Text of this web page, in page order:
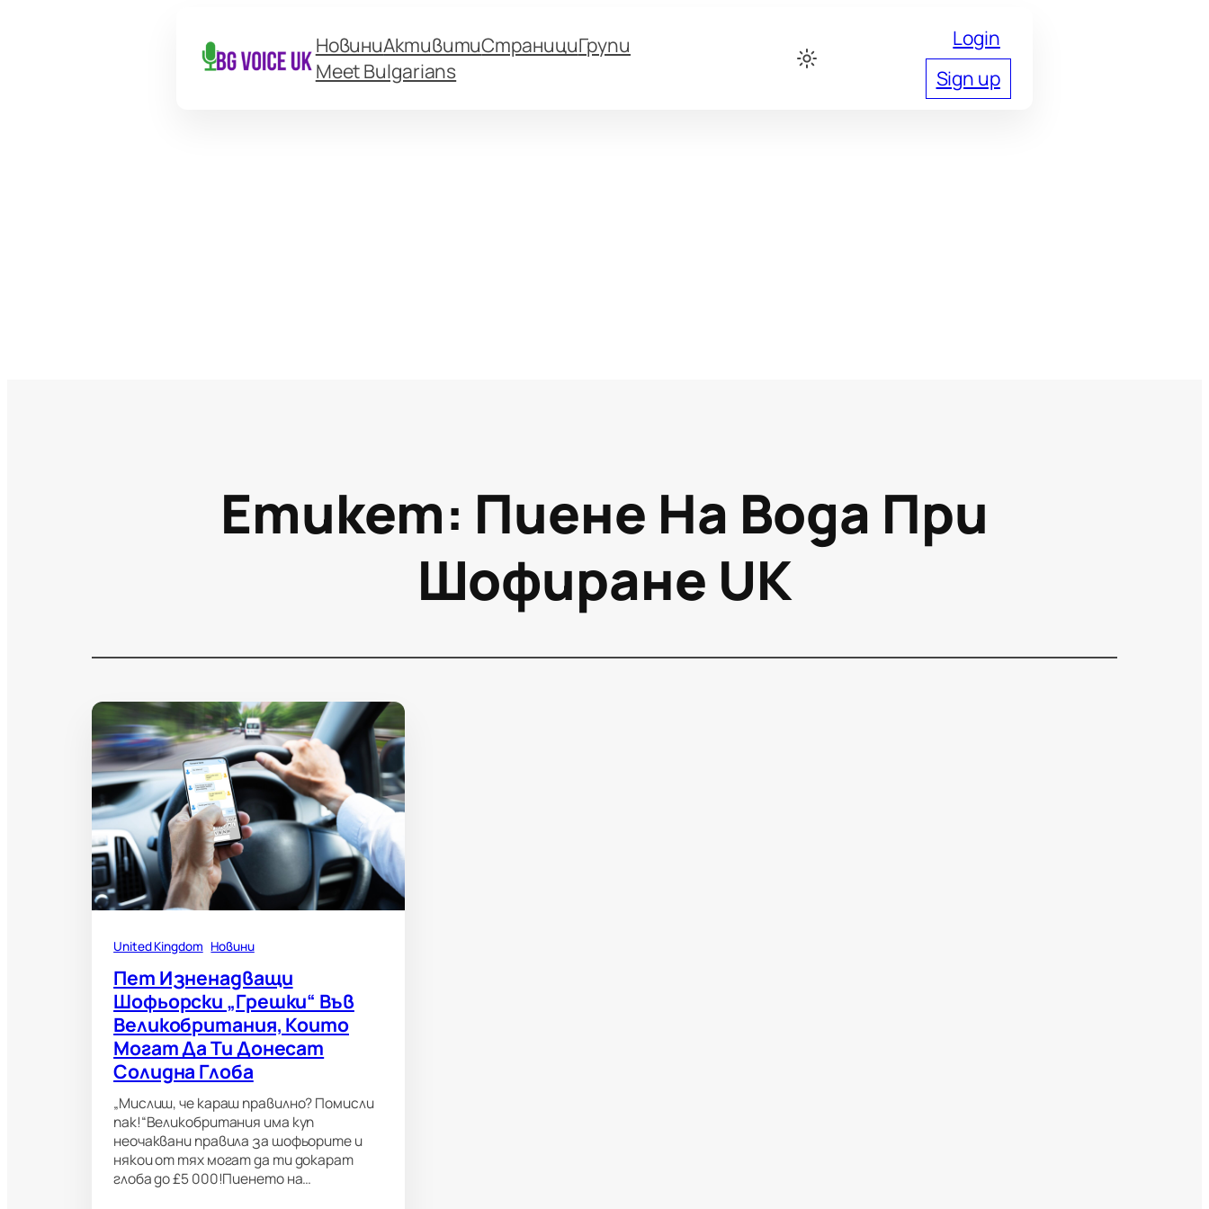
НовиниАктивитиСтранициГрупи
Meet Bulgarians
Login
Sign up
Етикет: Пиене На Вода При
Шофиране UK
United Kingdom Новини
Пет Изненадващи
Шофьорски „грешки“ Във
Великобритания, Които
Могат Да Ти Донесат
Солидна Глоба
„Мислиш, че караш правилно? Помисли
пак!“Великобритания има куп
неочаквани правила за шофьорите и
някои от тях могат да ти докарат
глоба до £5 000!Пиенето на…